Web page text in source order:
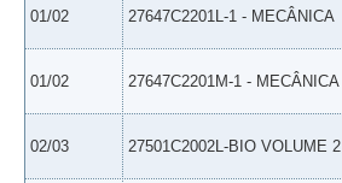
01/02 27647C2201L-1 - MECÂNICA
01/02 27647C2201M-1 - MECÂNICA
02/03 27501C2002L-BIO VOLUME 2